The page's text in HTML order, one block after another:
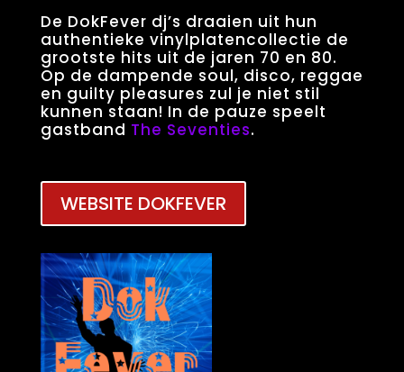
De DokFever dj’s draaien uit hun
authentieke vinylplatencollectie de
grootste hits uit de jaren 70 en 80.
Op de dampende soul, disco, reggae
en guilty pleasures zul je niet stil
kunnen staan! In de pauze speelt
gastband The Seventies.
WEBSITE DOKFEVER